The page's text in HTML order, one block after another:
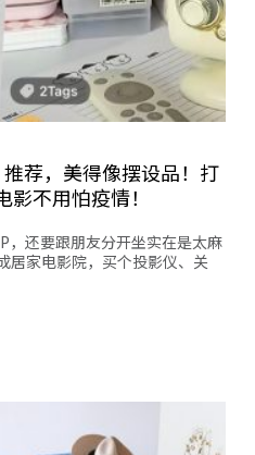
荐，美得像摆设品！打
不用怕疫情！
，还要跟朋友分开坐实在是太麻
居家电影院，买个投影仪、关